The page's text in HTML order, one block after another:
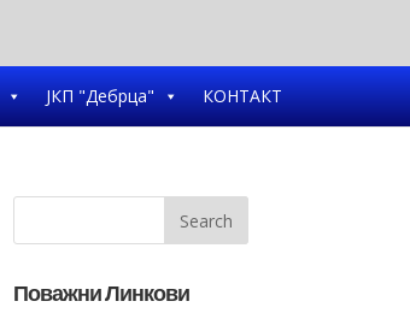
ЈКП "Дебрца" КОНТАКТ
Поважни Линкови